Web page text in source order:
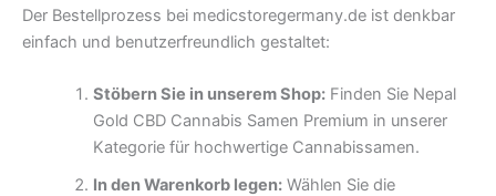
Der Bestellprozess bei medicstoregermany.de ist denkbar
einfach und benutzerfreundlich gestaltet:
Stöbern Sie in unserem Shop:Finden Sie Nepal
Gold CBD Cannabis Samen Premium in unserer
Kategorie für hochwertige Cannabissamen.
In den Warenkorb legen:Wählen Sie die